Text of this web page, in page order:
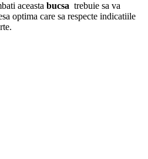
aceasta bucsa trebuie sa va
optima care sa respecte indicatiile